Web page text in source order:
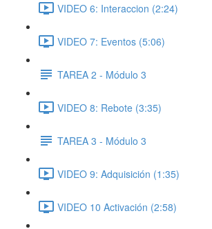
VIDEO 6: Interaccion (2:24)
VIDEO 7: Eventos (5:06)
TAREA 2 - Módulo 3
VIDEO 8: Rebote (3:35)
TAREA 3 - Módulo 3
VIDEO 9: Adquisición (1:35)
VIDEO 10 Activación (2:58)